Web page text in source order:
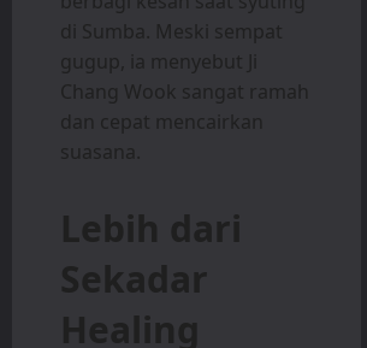
di Sumba. Meski sempat
gugup, ia menyebut Ji
Chang Wook sangat ramah
dan cepat mencairkan
suasana.
Lebih dari
Sekadar
Healing